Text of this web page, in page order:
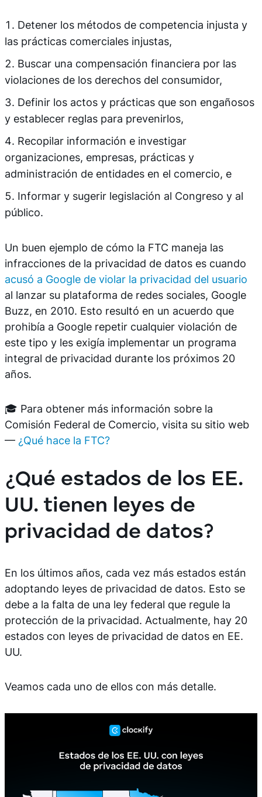
Detener los métodos de competencia injusta y
las prácticas comerciales injustas,
Buscar una compensación financiera por las
violaciones de los derechos del consumidor,
Definir los actos y prácticas que son engañosos
y establecer reglas para prevenirlos,
Recopilar información e investigar
organizaciones, empresas, prácticas y
administración de entidades en el comercio, e
Informar y sugerir legislación al Congreso y al
público.
Un buen ejemplo de cómo la FTC maneja las
infracciones de la privacidad de datos es cuando
acusó a Google de violar la privacidad del usuario
al lanzar su plataforma de redes sociales, Google
Buzz, en 2010. Esto resultó en un acuerdo que
prohibía a Google repetir cualquier violación de
este tipo y les exigía implementar un programa
integral de privacidad durante los próximos 20
años.
🎓 Para obtener más información sobre la
Comisión Federal de Comercio, visita su sitio web
— ¿Qué hace la FTC?
¿Qué estados de los EE.
UU. tienen leyes de
privacidad de datos?
En los últimos años, cada vez más estados están
adoptando leyes de privacidad de datos. Esto se
debe a la falta de una ley federal que regule la
protección de la privacidad. Actualmente, hay 20
estados con leyes de privacidad de datos en EE.
UU.
Veamos cada uno de ellos con más detalle.